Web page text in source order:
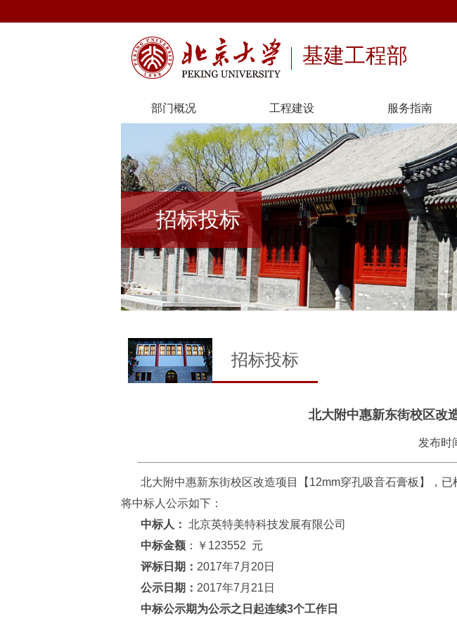
基建工程部
部门概况 工程建设 服务指南
招标投标
招标投标
北大附中惠新东街校区改
发布时
北大附中惠新东街校区改造项目【12mm穿孔吸音石膏板】，
将中标人公示如下：
中标人： 北京英特美特科技发展有限公司
中标金额 ：￥123552 元
评标日期： 2017年7月20日
公示日期： 2017年7月21日
中标公示期为公示之日起连续3个工作日